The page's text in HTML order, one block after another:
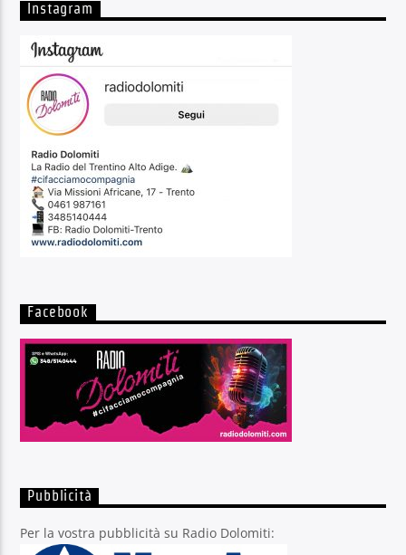
Instagram
Facebook
Pubblicità
Per la vostra pubblicità su Radio Dolomiti: